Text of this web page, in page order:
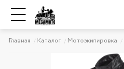
Главная Каталог Мотоэкипировка